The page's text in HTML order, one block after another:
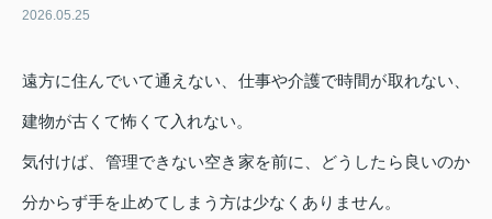
2026.05.25
遠方に住んでいて通えない、仕事や介護で時間が取れない、
建物が古くて怖くて入れない。
気付けば、管理できない空き家を前に、どうしたら良いのか
分からず手を止めてしまう方は少なくありません。